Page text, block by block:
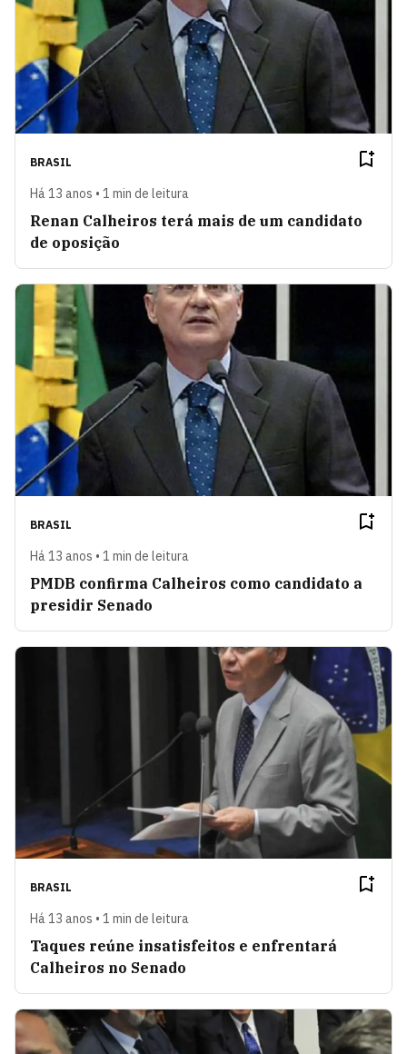
BRASIL
Há 13 anos • 1 min de leitura
Renan Calheiros terá mais de um candidato
de oposição
BRASIL
Há 13 anos • 1 min de leitura
PMDB confirma Calheiros como candidato a
presidir Senado
BRASIL
Há 13 anos • 1 min de leitura
Taques reúne insatisfeitos e enfrentará
Calheiros no Senado